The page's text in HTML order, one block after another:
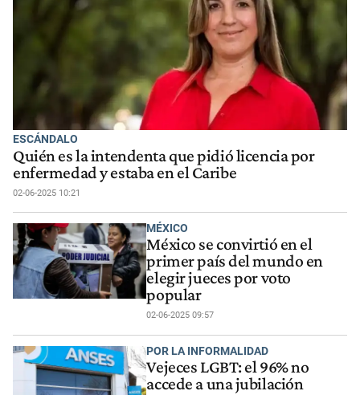
ESCÁNDALO
Quién es la intendenta que pidió licencia por
enfermedad y estaba en el Caribe
02-06-2025 10:21
MÉXICO
México se convirtió en el
primer país del mundo en
elegir jueces por voto
popular
02-06-2025 09:57
POR LA INFORMALIDAD
Vejeces LGBT: el 96% no
accede a una jubilación